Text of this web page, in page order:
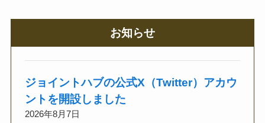
お知らせ
ジョイントハブの公式X（Twitter）アカウ
ントを開設しました
2026年8月7日